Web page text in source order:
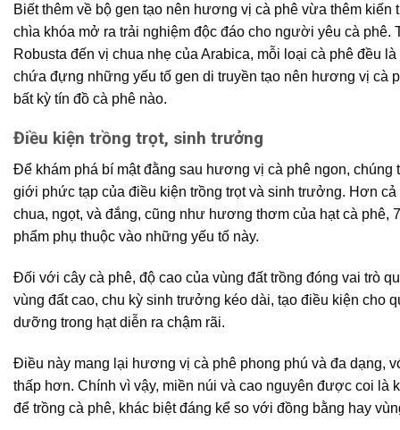
Biết thêm về bộ gen tạo nên hương vị cà phê vừa thêm kiến
chìa khóa mở ra trải nghiệm độc đáo cho người yêu cà phê.
Robusta đến vị chua nhẹ của Arabica, mỗi loại cà phê đều
chứa đựng những yếu tố gen di truyền tạo nên hương vị cà
bất kỳ tín đồ cà phê nào.
Điều kiện trồng trọt, sinh trưởng
Để khám phá bí mật đằng sau hương vị cà phê ngon, chúng
giới phức tạp của điều kiện trồng trọt và sinh trưởng. Hơn
chua, ngọt, và đắng, cũng như hương thơm của hạt cà phê,
phẩm phụ thuộc vào những yếu tố này.
Đối với cây cà phê, độ cao của vùng đất trồng đóng vai trò
vùng đất cao, chu kỳ sinh trưởng kéo dài, tạo điều kiện cho
dưỡng trong hạt diễn ra chậm rãi.
Điều này mang lại hương vị cà phê phong phú và đa dạng,
thấp hơn. Chính vì vậy, miền núi và cao nguyên được coi là
để trồng cà phê, khác biệt đáng kể so với đồng bằng hay